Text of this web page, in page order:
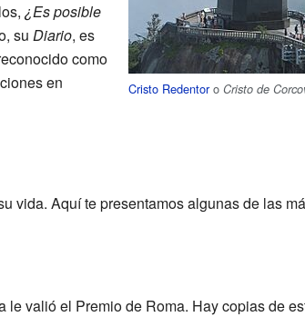
Cristo RedentoroCristo de
¿Es posible
su Diario, es
como
en
vida. Aquí te presentamos algunas de las
le valió el Premio de Roma. Hay copias de